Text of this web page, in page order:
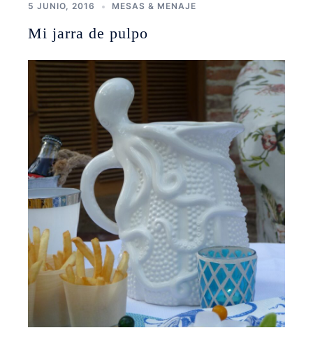
5 JUNIO, 2016 MESAS & MENAJE
Mi jarra de pulpo